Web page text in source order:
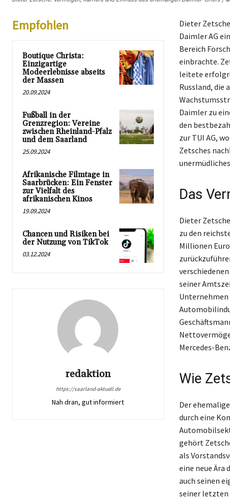
Empfohlen
Boutique Christa:
Einzigartige
Modeerlebnisse abseits
der Massen
20.09.2024
Fußball in der
Grenzregion: Vereine
zwischen Rheinland-Pfalz
und dem Saarland
25.09.2024
Afrikanische Filmtage in
Saarbrücken: Ein Fenster
zur Vielfalt des
afrikanischen Kinos
19.09.2024
Chancen und Risiken bei
der Nutzung von TikTok
03.12.2024
redaktion
https://saarland-aktuell.de
Nah dran, gut informiert
Dieter
Daimler AG
Bereich
einbrachte.
leitete
Russland, die
Daimler zu
den
zur TUI AG,
Zetsches
Das
Dieter
zu den
Millionen
seiner
Unternehmen
Mercedes-
Wie
Der
durch eine
gehört
als
eine neue
auch seinen
seiner letzten